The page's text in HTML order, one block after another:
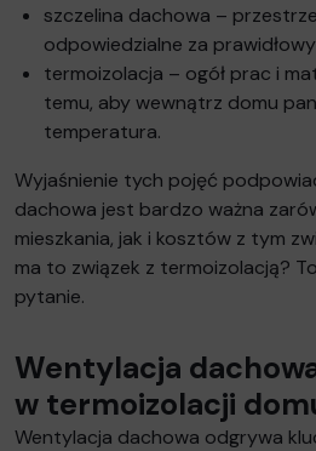
szczelina dachowa –
odpowiedzialne za
termoizolacja – ogół prac i
temu, aby wewnątrz domu
temperatura.
Wyjaśnienie tych pojęć
dachowa jest bardzo ważna
mieszkania, jak i kosztów z tym
ma to związek z termoizolacją?
pytanie.
Wentylacja
w termoizolacji
Wentylacja dachowa odgrywa